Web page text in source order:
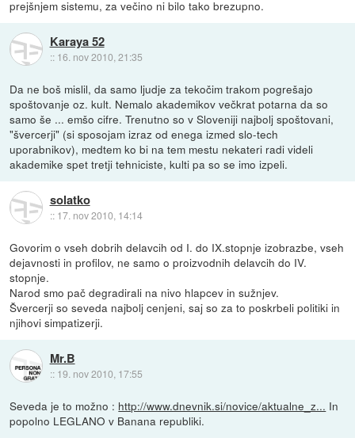
prejšnjem sistemu, za večino ni bilo tako brezupno.
Karaya 52
:: 16. nov 2010, 21:35
Da ne boš mislil, da samo ljudje za tekočim trakom pogrešajo
spoštovanje oz. kult. Nemalo akademikov večkrat potarna da so
samo še ... emšo cifre. Trenutno so v Sloveniji najbolj spoštovani,
"švercerji" (si sposojam izraz od enega izmed slo-tech
uporabnikov), medtem ko bi na tem mestu nekateri radi videli
akademike spet tretji tehniciste, kulti pa so se imo izpeli.
solatko
:: 17. nov 2010, 14:14
Govorim o vseh dobrih delavcih od I. do IX.stopnje izobrazbe, vseh
dejavnosti in profilov, ne samo o proizvodnih delavcih do IV.
stopnje.
Narod smo pač degradirali na nivo hlapcev in sužnjev.
Švercerji so seveda najbolj cenjeni, saj so za to poskrbeli politiki in
njihovi simpatizerji.
Mr.B
:: 19. nov 2010, 17:55
Seveda je to možno : http://www.dnevnik.si/novice/aktualne_z... In
popolno LEGLANO v Banana republiki.